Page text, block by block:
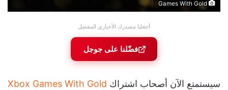
أجعلنا مصدرك الأخباري المفضل
فضّلنا على جوجل
سيستمتع الآن أصحاب اشتراك Xbox Games With Gold